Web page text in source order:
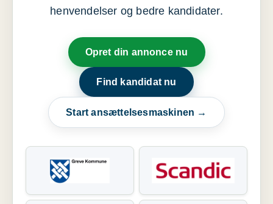
henvendelser og bedre kandidater.
Opret din annonce nu
Find kandidat nu
Start ansættelsesmaskinen →